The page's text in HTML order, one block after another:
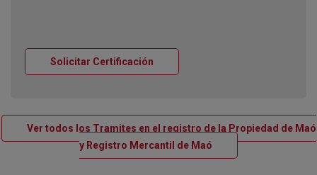
Solicitar Certificación
Ver todos los Tramites en el registro de la Propiedad de Maó
y Registro Mercantil de Maó Ventana nueva